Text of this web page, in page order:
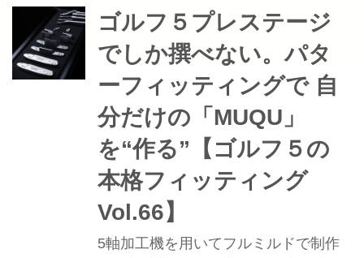
の2回に分けてご紹介。【2回中2回
目】 ▶「ソールが滑っちゃうアプロー
チ①マットをコスれば勝手にスピンが
かかる!」を読む
ゴルフ５プレステージ
でしか撰べない。パタ
ーフィッティングで 自
分だけの「MUQU」
を“作る”【ゴルフ５の
本格フィッティング
Vol.66】
5軸加工機を用いてフルミルドで制作